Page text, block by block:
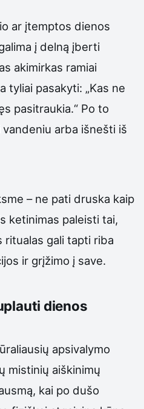
ar įtemptos dienos
į delną įberti
akimirkas ramiai
tyliai pasakyti: „Kas ne
pasitraukia.“ Po to
arba išnešti iš
– ne pati druska kaip
ketinimas paleisti tai,
ritualas gali tapti riba
ir grįžimo į save.
dienos
apsivalymo
mistinių aiškinimų
kai po dušo